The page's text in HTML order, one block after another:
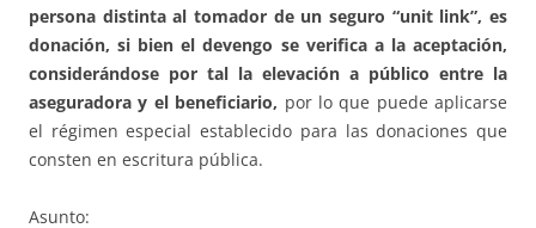
persona distinta al tomador de un seguro “unit link”, es
donación, si bien el devengo se verifica a la aceptación,
considerándose por tal la elevación a público entre la
aseguradora y el beneficiario, por lo que puede aplicarse
el régimen especial establecido para las donaciones que
consten en escritura pública.
Asunto: